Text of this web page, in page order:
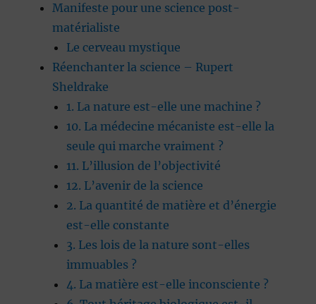
Manifeste pour une science post-
matérialiste
Le cerveau mystique
Réenchanter la science – Rupert
Sheldrake
1. La nature est-elle une machine ?
10. La médecine mécaniste est-elle la
seule qui marche vraiment ?
11. L’illusion de l’objectivité
12. L’avenir de la science
2. La quantité de matière et d’énergie
est-elle constante
3. Les lois de la nature sont-elles
immuables ?
4. La matière est-elle inconsciente ?